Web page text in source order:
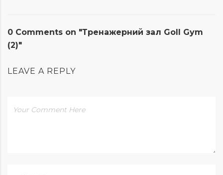
0 Comments on "Тренажерний зал Goll Gym
(2)"
LEAVE A REPLY